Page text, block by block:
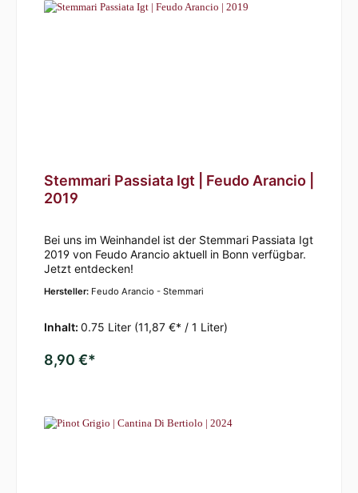
Stemmari Passiata Igt | Feudo Arancio |
2019
Bei uns im Weinhandel ist der Stemmari Passiata Igt
2019 von Feudo Arancio aktuell in Bonn verfügbar.
Jetzt entdecken!
Hersteller: Feudo Arancio - Stemmari
Inhalt: 0.75 Liter (11,87 €* / 1 Liter)
8,90 €*